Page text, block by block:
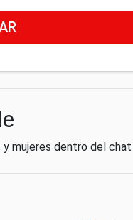
mujeres dentro del chat